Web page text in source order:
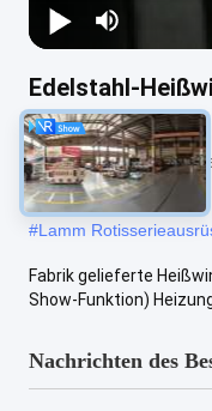
Edelstahl-
Lamm-Grill-
#Lamm
Fabrik gelieferte
Show-Funktion)
Nachrichten des